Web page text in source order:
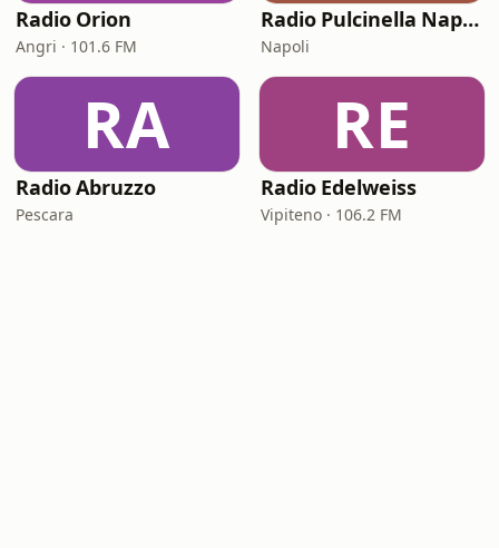
Radio Orion
Angri · 101.6 FM
Radio Pulcinella Napoli
Napoli
RA
Radio Abruzzo
Pescara
RE
Radio Edelweiss
Vipiteno · 106.2 FM